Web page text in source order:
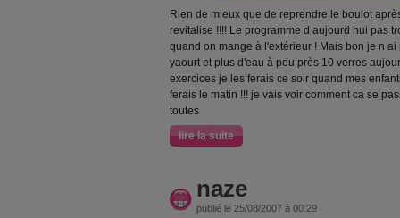
Rien de mieux que de reprendre le boulot
revitalise !!!! Le programme d aujourd hui pas
quand on mange à l'extérieur ! Mais bon je n ai
yaourt et plus d'eau à peu près 10 verres
exercices je les ferais ce soir quand mes
ferais le matin !!! je vais voir comment ca se
toutes
lire la suite
naze
publié le 25/08/2007 à 00:29